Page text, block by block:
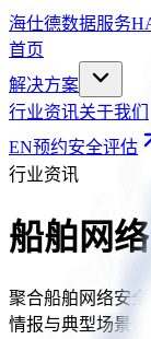
海仕德数据服务
首页
解决方案
行业资讯关于我们
EN预约安全评估
行业资讯
船舶网络
聚合船舶网络安
情报与典型场景